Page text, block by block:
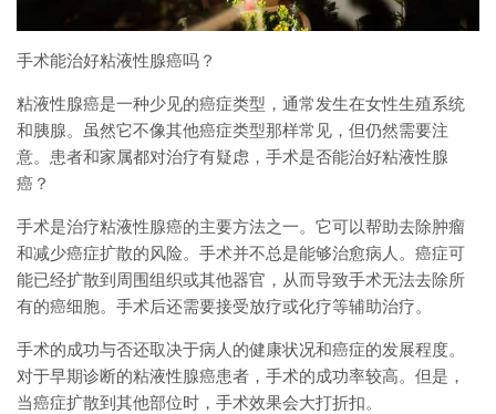
手术能治好粘液性腺癌吗？
粘液性腺癌是一种少见的癌症类型，通常发生在女性生殖系统
和胰腺。虽然它不像其他癌症类型那样常见，但仍然需要注
意。患者和家属都对治疗有疑虑，手术是否能治好粘液性腺
癌？
手术是治疗粘液性腺癌的主要方法之一。它可以帮助去除肿瘤
和减少癌症扩散的风险。手术并不总是能够治愈病人。癌症可
能已经扩散到周围组织或其他器官，从而导致手术无法去除所
有的癌细胞。手术后还需要接受放疗或化疗等辅助治疗。
手术的成功与否还取决于病人的健康状况和癌症的发展程度。
对于早期诊断的粘液性腺癌患者，手术的成功率较高。但是，
当癌症扩散到其他部位时，手术效果会大打折扣。